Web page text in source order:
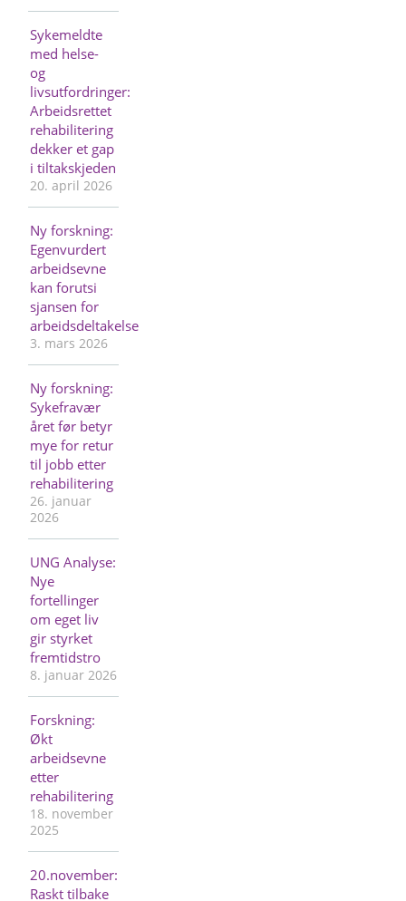
Sykemeldte
med helse-
og
livsutfordringer:
Arbeidsrettet
rehabilitering
dekker et gap
i tiltakskjeden
20. april 2026
Ny forskning:
Egenvurdert
arbeidsevne
kan forutsi
sjansen for
arbeidsdeltakelse
3. mars 2026
Ny forskning:
Sykefravær
året før betyr
mye for retur
til jobb etter
rehabilitering
26. januar
2026
UNG Analyse:
Nye
fortellinger
om eget liv
gir styrket
fremtidstro
8. januar 2026
Forskning:
Økt
arbeidsevne
etter
rehabilitering
18. november
2025
20.november:
Raskt tilbake